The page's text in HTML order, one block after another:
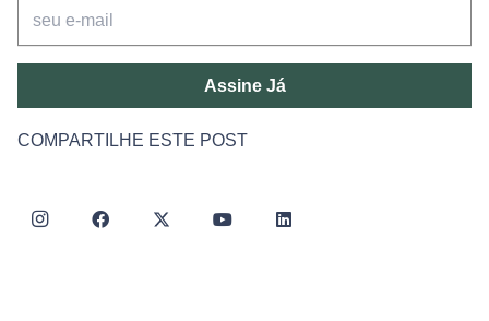
Assine Já
COMPARTILHE ESTE POST